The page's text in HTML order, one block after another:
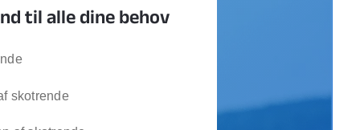
hvidevarer
til alle dine behov
skotrende